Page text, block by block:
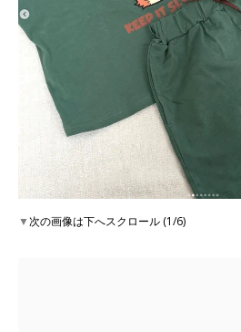
▼次の画像は下へスクロール (1/6)